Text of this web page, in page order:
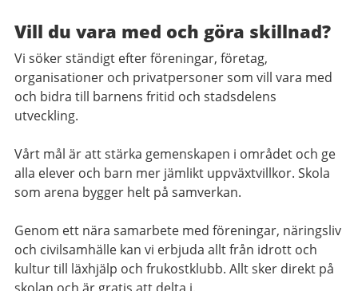
Vill du vara med och göra skillnad?
Vi söker ständigt efter föreningar, företag,
organisationer och privatpersoner som vill vara med
och bidra till barnens fritid och stadsdelens
utveckling.
Vårt mål är att stärka gemenskapen i området och ge
alla elever och barn mer jämlikt uppväxtvillkor. Skola
som arena bygger helt på samverkan.
Genom ett nära samarbete med föreningar, näringsliv
och civilsamhälle kan vi erbjuda allt från idrott och
kultur till läxhjälp och frukostklubb. Allt sker direkt på